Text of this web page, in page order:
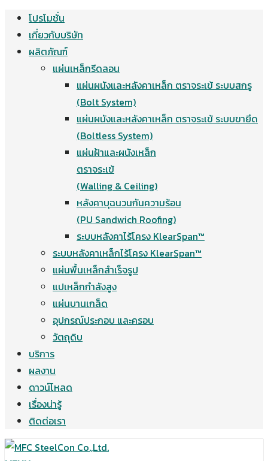
Skip
content
โปรโมชั่น
เกี่ยวกับบริษัท
ผลิตภัณฑ์
แผ่นเหล็กรีดลอน
แผ่นผนังและหลังคาเหล็ก ตราจระเข้ ระบบสกรู
(Bolt System)
แผ่นผนังและหลังคาเหล็ก ตราจระเข้ ระบบขายึด
(Boltless System)
แผ่นฝ้าและผนังเหล็ก
ตราจระเข้
(Walling & Ceiling)
หลังคาบุฉนวนกันความร้อน
(PU Sandwich Roofing)
ระบบหลังคาไร้โครง KlearSpan™
ระบบหลังคาเหล็กไร้โครง KlearSpan™
แผ่นพื้นเหล็กสำเร็จรูป
แปเหล็กกำลังสูง
แผ่นบานเกล็ด
อุปกรณ์ประกอบ และครอบ
วัตถุดิบ
บริการ
ผลงาน
ดาวน์โหลด
เรื่องน่ารู้
ติดต่อเรา